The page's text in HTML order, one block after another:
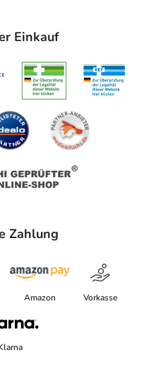
Einkauf
Zahlung
Amazon Vorkasse